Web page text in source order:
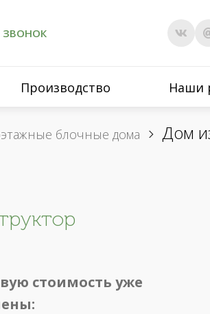
ЗВОНОК
Производство Наши
блочные дома Дом
стоимость уже